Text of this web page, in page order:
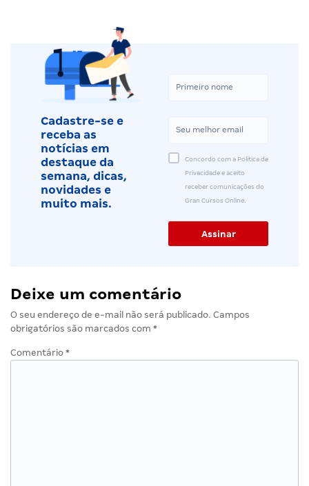
Cadastre-se e
receba as
notícias em
destaque da
semana, dicas,
novidades e
muito mais.
Concordo com a Política de
Privacidade e aceito
receber comunicações do
Gran Cursos Online.
Deixe um comentário
O seu endereço de e-mail não será publicado. Campos
obrigatórios são marcados com *
Comentário *